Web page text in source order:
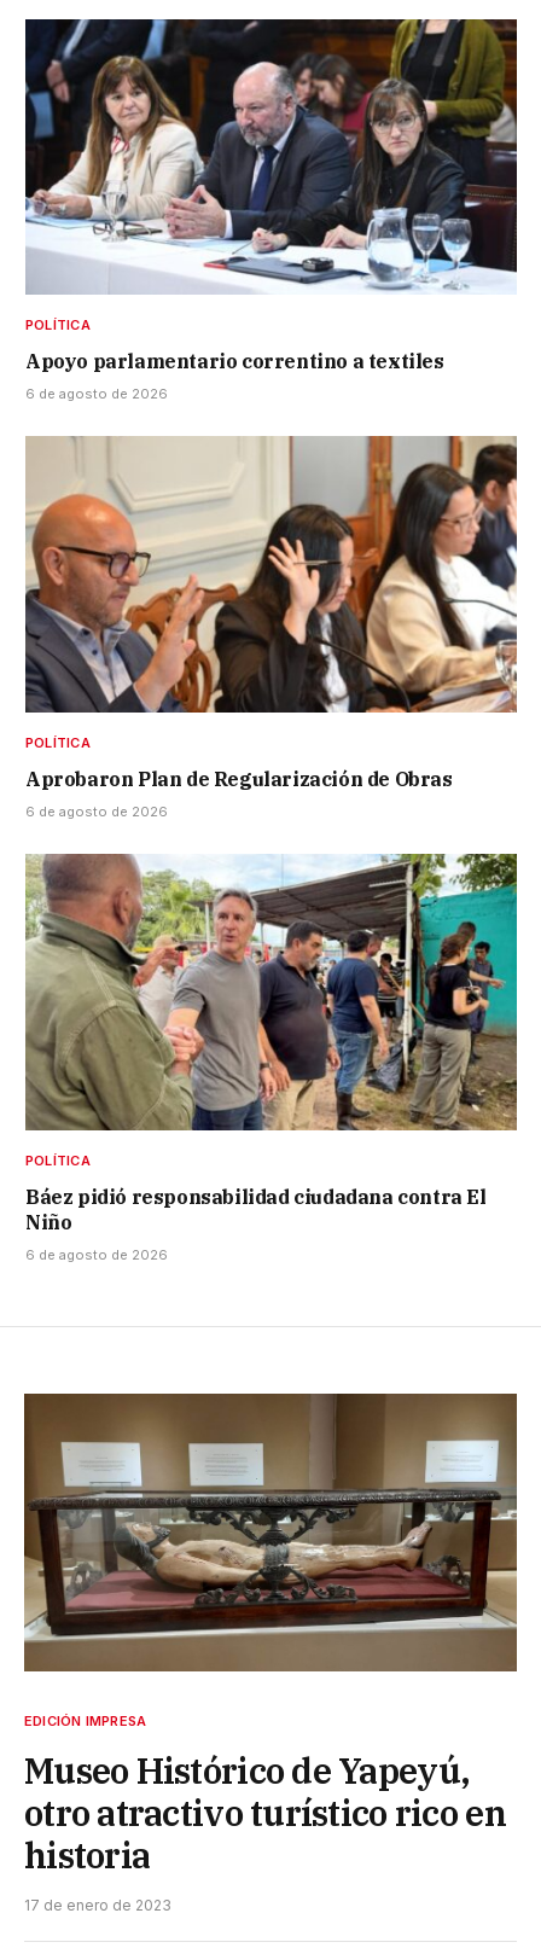
POLÍTICA
Apoyo parlamentario correntino a textiles
6 de agosto de 2026
POLÍTICA
Aprobaron Plan de Regularización de Obras
6 de agosto de 2026
POLÍTICA
Báez pidió responsabilidad ciudadana contra El
Niño
6 de agosto de 2026
EDICIÓN IMPRESA
Museo Histórico de Yapeyú,
otro atractivo turístico rico en
historia
17 de enero de 2023